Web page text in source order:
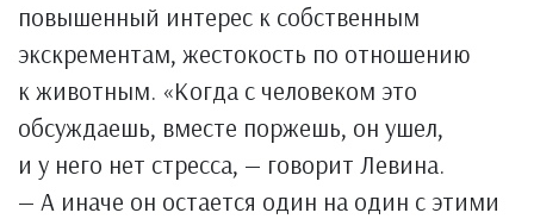
повышенный интерес к собственным
экскрементам, жестокость по отношению
к животным. «Когда с человеком это
обсуждаешь, вместе поржешь, он ушел,
и у него нет стресса, — говорит Левина.
— А иначе он остается один на один с этими